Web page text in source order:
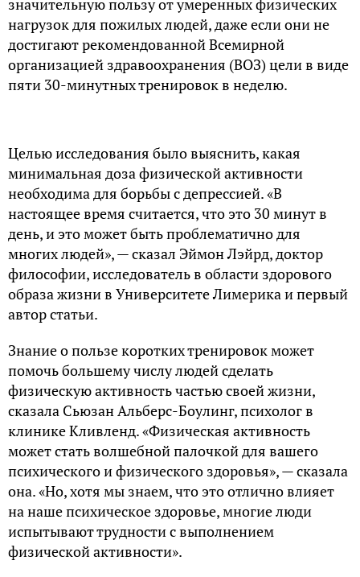
значительную пользу от умеренных физических
нагрузок для пожилых людей, даже если они не
достигают рекомендованной Всемирной
организацией здравоохранения (ВОЗ) цели в виде
пяти 30-минутных тренировок в неделю.
Целью исследования было выяснить, какая
минимальная доза физической активности
необходима для борьбы с депрессией. «В
настоящее время считается, что это 30 минут в
день, и это может быть проблематично для
многих людей», — сказал Эймон Лэйрд, доктор
философии, исследователь в области здорового
образа жизни в Университете Лимерика и первый
автор статьи.
Знание о пользе коротких тренировок может
помочь большему числу людей сделать
физическую активность частью своей жизни,
сказала Сьюзан Альберс-Боулинг, психолог в
клинике Кливленд. «Физическая активность
может стать волшебной палочкой для вашего
психического и физического здоровья», — сказала
она. «Но, хотя мы знаем, что это отлично влияет
на наше психическое здоровье, многие люди
испытывают трудности с выполнением
физической активности».